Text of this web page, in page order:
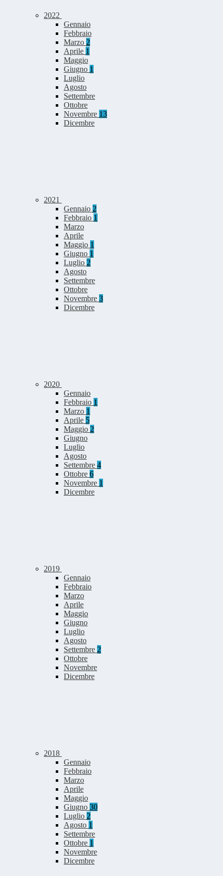
2022
Gennaio
Febbraio
Marzo 2
Aprile 1
Maggio
Giugno 1
Luglio
Agosto
Settembre
Ottobre
Novembre 13
Dicembre
2021
Gennaio 2
Febbraio 1
Marzo
Aprile
Maggio 1
Giugno 1
Luglio 2
Agosto
Settembre
Ottobre
Novembre 3
Dicembre
2020
Gennaio
Febbraio 1
Marzo 1
Aprile 5
Maggio 2
Giugno
Luglio
Agosto
Settembre 4
Ottobre 6
Novembre 1
Dicembre
2019
Gennaio
Febbraio
Marzo
Aprile
Maggio
Giugno
Luglio
Agosto
Settembre 2
Ottobre
Novembre
Dicembre
2018
Gennaio
Febbraio
Marzo
Aprile
Maggio
Giugno 30
Luglio 2
Agosto 1
Settembre
Ottobre 1
Novembre
Dicembre